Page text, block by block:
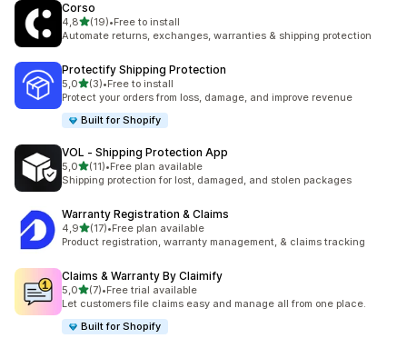
Corso
4,8stelle su 5
(19)
19 recensioni totali
•Free to install
Automate returns, exchanges, warranties & shipping protection
Protectify Shipping Protection
5,0stelle su 5
(3)
3 recensioni totali
•Free to install
Protect your orders from loss, damage, and improve revenue
Built for Shopify
VOL ‑ Shipping Protection App
5,0stelle su 5
(11)
11 recensioni totali
•Free plan available
Shipping protection for lost, damaged, and stolen packages
Warranty Registration & Claims
4,9stelle su 5
(17)
17 recensioni totali
•Free plan available
Product registration, warranty management, & claims tracking
Claims & Warranty By Claimify
5,0stelle su 5
(7)
7 recensioni totali
•Free trial available
Let customers file claims easy and manage all from one place.
Built for Shopify